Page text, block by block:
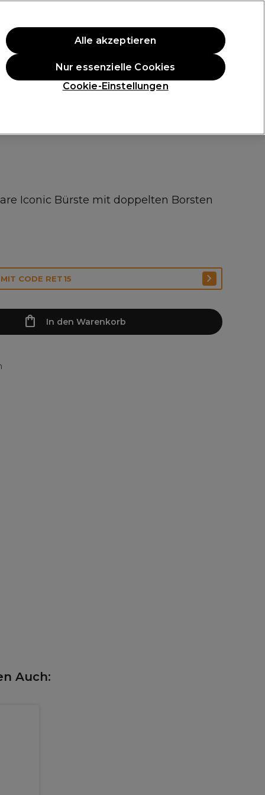
Anmelden
Die Professional Preise Vegane Produkte
Gratis Lieferung ab 40 €
Iconic Bürste mit doppelten Borsten
CODE RET15
In den Warenkorb
Auch:
Cookie-Einstellungen
Nur essenzielle Cookies
Alle akzeptieren